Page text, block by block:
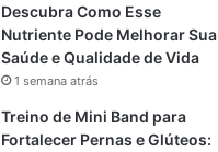
Descubra Como Esse
Nutriente Pode Melhorar Sua
Saúde e Qualidade de Vida
1 semana atrás
Treino de Mini Band para
Fortalecer Pernas e Glúteos: